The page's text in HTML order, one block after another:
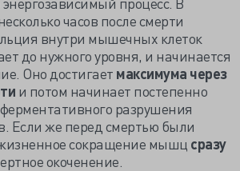
часов после смерти
внутри мышечных клеток
до нужного уровня, и начинается
Оно достигает максимума через
и потом начинает постепенно
разрушения
Если же перед смертью были
сокращение мышц сразу
окоченение.